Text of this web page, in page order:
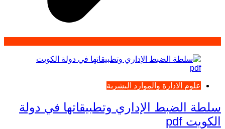
علوم الادارة والموارد البشرية
سلطة الضبط الإداري وتطبيقاتها في دولة
الكويت pdf